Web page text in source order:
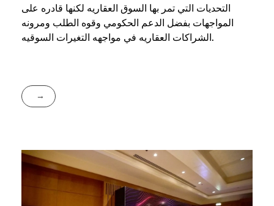
التحديات التي تمر بها السوق العقاريه لكنها قادره على
المواجهات بفضل الدعم الحكومي وقوه الطلب ومرونه
الشراكات العقاريه في مواجهه التغيرات السوقيه.